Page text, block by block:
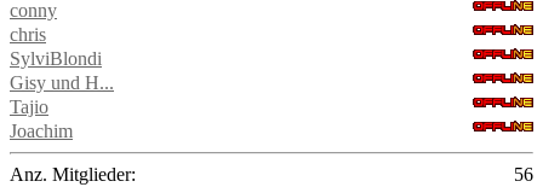
conny
chris
SylviBlondi
Gisy und H...
Tajio
Joachim
Anz. Mitglieder:
56